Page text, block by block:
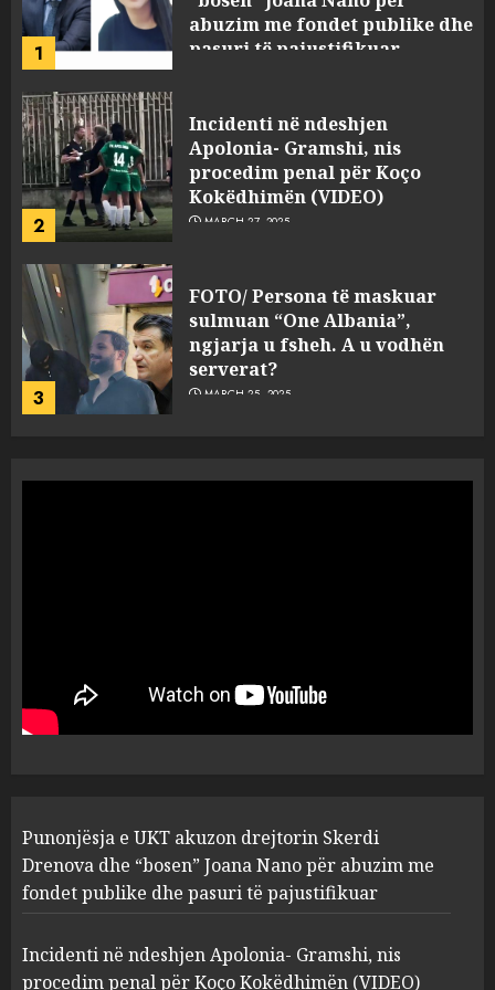
2
Kokëdhimën (VIDEO)
MARCH 27, 2025
3
FOTO/ Persona të maskuar
sulmuan “One Albania”,
ngjarja u fsheh. A u vodhën
serverat?
MARCH 25, 2025
4
Prokuroria jep pretencën, ja
çfarë dënimi kërkon për
Mariela dhe Antonela
Berishën
MARCH 25, 2025
1
“bosen” Joana Nano për
abuzim me fondet publike dhe
pasuri të pajustifikuar
2
Apolonia- Gramshi, nis
procedim penal për Koço
Kokëdhimën (VIDEO)
MARCH 27, 2025
Punonjësja e UKT akuzon drejtorin Skerdi
Drenova dhe “bosen” Joana Nano për abuzim me
fondet publike dhe pasuri të pajustifikuar
Incidenti në ndeshjen Apolonia- Gramshi, nis
procedim penal për Koço Kokëdhimën (VIDEO)